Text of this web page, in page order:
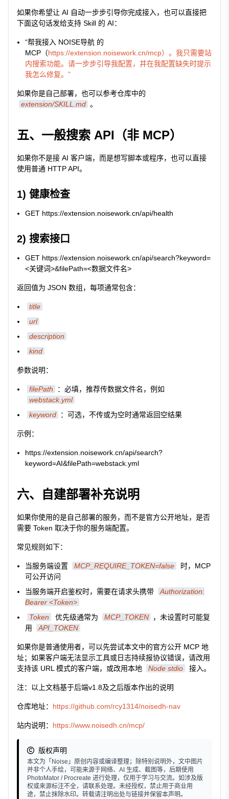
如果你希望让 AI 自动一步步引导你完成接入，也可以直接把
下面这句话发给支持 Skill 的 AI：
“帮我接入 NOISE导航 的
MCP（https://extension.noisework.cn/mcp）。我只需要站
内搜索功能。请一步步引导我配置，并在我配置缺失时提示
我怎么修复。”
如果你是自己部署，也可以参考仓库中的
extension/SKILL.md 。
五、一般搜索 API（非 MCP）
如果你不是接 AI 客户端，而是想写脚本或程序，也可以直接
使用普通 HTTP API。
1) 健康检查
GET https://extension.noisework.cn/api/health
2) 搜索接口
GET https://extension.noisework.cn/api/search?keyword=
<关键词>&filePath=<数据文件名>
返回值为 JSON 数组，每项通常包含：
title
url
description
kind
参数说明：
filePath
：必填，推荐传数据文件名，例如
webstack.yml
keyword
：可选，不传或为空时通常返回空结果
示例：
https://extension.noisework.cn/api/search?
keyword=AI&filePath=webstack.yml
六、自建部署补充说明
如果你使用的是自己部署的服务，而不是官方公开地址，是否
需要 Token 取决于你的服务端配置。
常见规则如下：
当服务端设置 MCP_REQUIRE_TOKEN=false
时，MCP
可公开访问
当服务端开启鉴权时，需要在请求头携带
Authorization:
Bearer <Token>
Token
优先级通常为 MCP_TOKEN
，未设置时可能复
用
API_TOKEN
如果你是普通使用者，可以先尝试本文中的官方公开 MCP 地
址；如果客户端无法显示工具或日志持续报协议错误，请改用
支持该 URL 模式的客户端，或改用本地
Node stdio 接入。
注：以上文档基于后端v1.8及之后版本作出的说明
仓库地址： https://github.com/rcy1314/noisedh-nav
站内说明： https://www.noisedh.cn/mcp/
版权声明
本文为「Noise」原创内容或编译整理；除特别说明外，文中图片
并非个人手绘，可能来源于网络、AI 生成、截图等，后期使用
PhotoMator / Procreate 进行处理，仅用于学习与交流。如涉及版
权或来源标注不全，请联系处理。未经授权，禁止用于商业用
途，禁止抹除水印。转载请注明出处与链接并保留本声明。